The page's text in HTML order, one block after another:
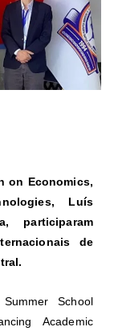
on Economics,
Luís
participaram
de
School
Academic